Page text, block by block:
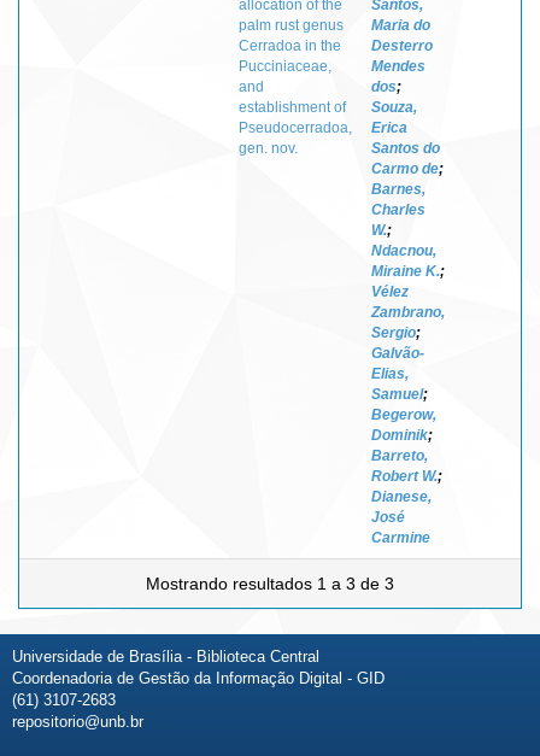
allocation of the
palm rust genus
Cerradoa in the
Pucciniaceae,
and
establishment of
Pseudocerradoa,
gen. nov.
Santos,
Maria do
Desterro
Mendes
dos;
Souza,
Erica
Santos do
Carmo de;
Barnes,
Charles
W.;
Ndacnou,
Miraine K.;
Vélez
Zambrano,
Sergio;
Galvão-
Elias,
Samuel;
Begerow,
Dominik;
Barreto,
Robert W.;
Dianese,
José
Carmine
Mostrando resultados 1 a 3 de 3
Universidade de Brasília - Biblioteca Central
Coordenadoria de Gestão da Informação Digital - GID
(61) 3107-2683
repositorio@unb.br